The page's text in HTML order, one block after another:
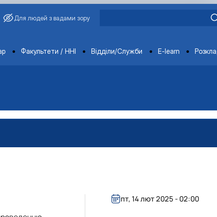
Для людей з вадами зору
Факультети / ННІ Відділи/Служби E-learn
пт, 14 лют 2025 - 02:00